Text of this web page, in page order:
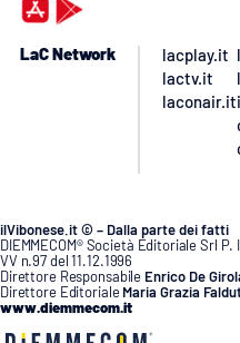
LaC Network
lacplay.it
lactv.it
laconair.it
ilVibonese.it © – Dalla parte dei fatti
DIEMMECOM® Società Editoriale Srl P.
VV n.97 del 11.12.1996
Direttore Responsabile Enrico De
Direttore Editoriale Maria Grazia
www.diemmecom.it